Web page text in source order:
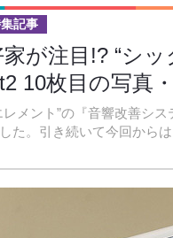
が注目!? “シ
10枚目の写真
メント”の『音響改善シ
た。引き続いて今回から
記事